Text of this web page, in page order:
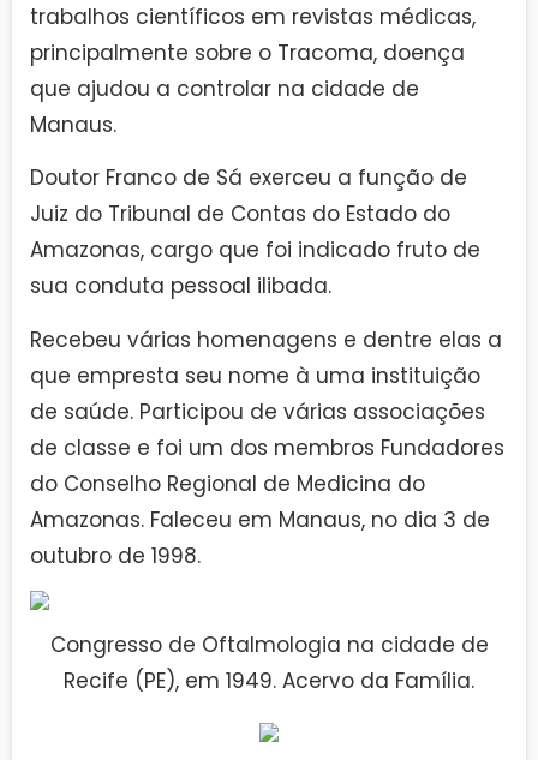
trabalhos científicos em revistas médicas,
principalmente sobre o Tracoma, doença
que ajudou a controlar na cidade de
Manaus.
Doutor Franco de Sá exerceu a função de
Juiz do Tribunal de Contas do Estado do
Amazonas, cargo que foi indicado fruto de
sua conduta pessoal ilibada.
Recebeu várias homenagens e dentre elas a
que empresta seu nome à uma instituição
de saúde. Participou de várias associações
de classe e foi um dos membros Fundadores
do Conselho Regional de Medicina do
Amazonas. Faleceu em Manaus, no dia 3 de
outubro de 1998.
Congresso de Oftalmologia na cidade de
Recife (PE), em 1949. Acervo da Família.